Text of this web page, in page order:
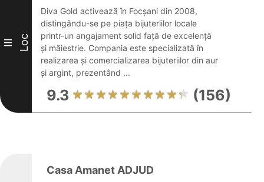
III Loc
Diva Gold activează în Focșani din 2008,
distingându-se pe piața bijuteriilor locale
printr-un angajament solid față de excelență
și măiestrie. Compania este specializată în
realizarea și comercializarea bijuteriilor din aur
și argint, prezentând ...
9.3 (156)
Casa Amanet ADJUD